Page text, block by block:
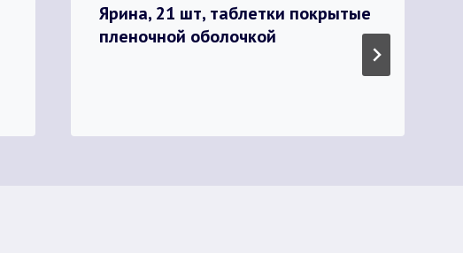
Ярина, 21 шт, таблетки покрытые
пленочной оболочкой